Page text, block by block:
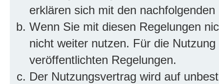
erklären sich mit den
Wenn Sie mit diesen Regelungen
nicht weiter nutzen. Für die
veröffentlichten Regelungen.
Der Nutzungsvertrag wird auf